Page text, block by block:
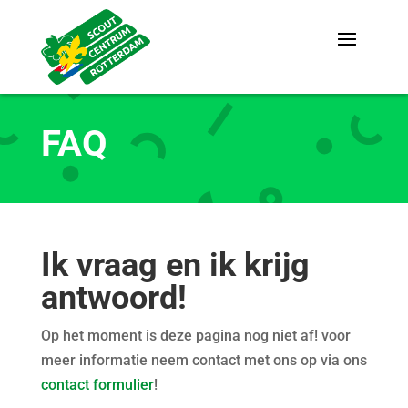
FAQ
Ik vraag en ik krijg
antwoord!
Op het moment is deze pagina nog niet af! voor
meer informatie neem contact met ons op via ons
contact formulier!